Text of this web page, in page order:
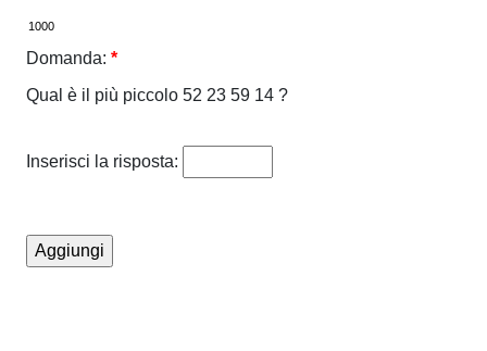
Domanda: *
Qual è il più piccolo 52 23 59 14 ?
Inserisci la risposta: